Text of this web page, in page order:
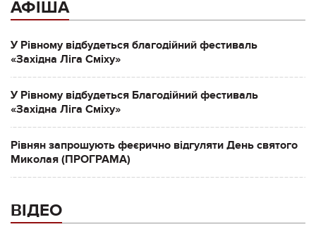
АФІША
У Рівному відбудеться благодійний фестиваль
«Західна Ліга Сміху»
У Рівному відбудеться Благодійний фестиваль
«Західна Ліга Сміху»
Рівнян запрошують феєрично відгуляти День святого
Миколая (ПРОГРАМА)
ВІДЕО